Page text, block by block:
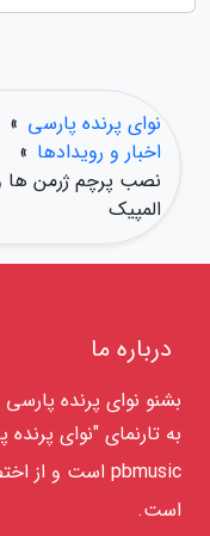
نوای پرنده پارسی »
اخبار و رویدادها »
نصب پرچم ژرمن ها
المپیک
درباره ما
بشنو نوای پرنده پارسی
به تارنمای "نوای
است.